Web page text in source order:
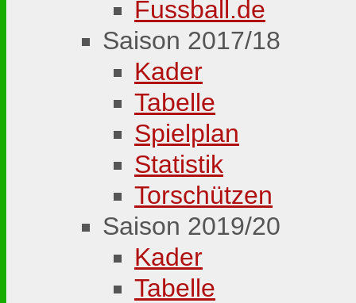
Fussball.de
Saison 2017/18
Kader
Tabelle
Spielplan
Statistik
Torschützen
Saison 2019/20
Kader
Tabelle